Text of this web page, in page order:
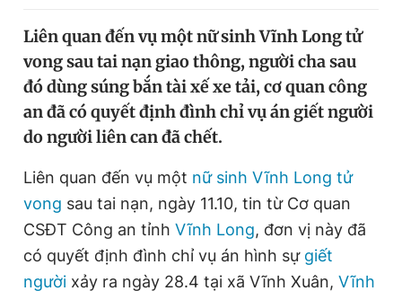
Video Magazine
Sản phẩm khác
Tiện ích Bạn cần biết
Thông tin tòa soạn Liên hệ quảng cáo
Liên quan đến vụ một nữ sinh Vĩnh Long tử
vong sau tai nạn giao thông, người cha sau
đó dùng súng bắn tài xế xe tải, cơ quan công
an đã có quyết định đình chỉ vụ án giết người
do người liên can đã chết.
Liên quan đến vụ một nữ sinh Vĩnh Long tử
vong sau tai nạn, ngày 11.10, tin từ Cơ quan
CSĐT Công an tỉnh Vĩnh Long, đơn vị này đã
có quyết định đình chỉ vụ án hình sự giết
người xảy ra ngày 28.4 tại xã Vĩnh Xuân, Vĩnh